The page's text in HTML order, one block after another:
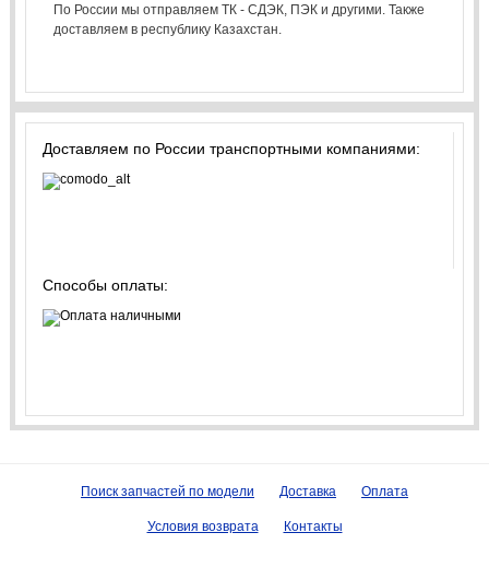
По России мы отправляем ТК - СДЭК, ПЭК и другими. Также
доставляем в республику Казахстан.
Доставляем по России транспортными компаниями:
Способы оплаты:
Поиск запчастей по модели Доставка Оплата
Условия возврата Контакты